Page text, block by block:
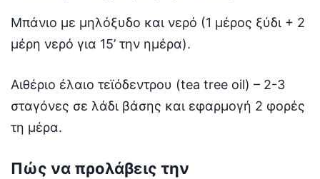
Μπάνιο με μηλόξυδο και νερό (1 μέρος ξύδι + 2
μέρη νερό για 15’ την ημέρα).
Αιθέριο έλαιο τεϊόδεντρου (tea tree oil) – 2-3
σταγόνες σε λάδι βάσης και εφαρμογή 2 φορές
τη μέρα.
Πώς να προλάβεις την